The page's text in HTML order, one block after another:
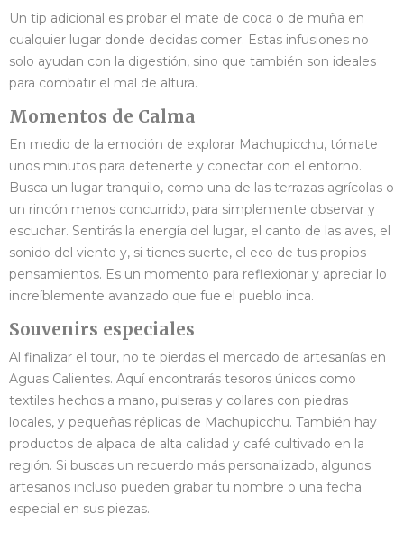
Un tip adicional es probar el mate de coca o de muña en
cualquier lugar donde decidas comer. Estas infusiones no
solo ayudan con la digestión, sino que también son ideales
para combatir el mal de altura.
Momentos de Calma
En medio de la emoción de explorar Machupicchu, tómate
unos minutos para detenerte y conectar con el entorno.
Busca un lugar tranquilo, como una de las terrazas agrícolas o
un rincón menos concurrido, para simplemente observar y
escuchar. Sentirás la energía del lugar, el canto de las aves, el
sonido del viento y, si tienes suerte, el eco de tus propios
pensamientos. Es un momento para reflexionar y apreciar lo
increíblemente avanzado que fue el pueblo inca.
Souvenirs especiales
Al finalizar el tour, no te pierdas el mercado de artesanías en
Aguas Calientes. Aquí encontrarás tesoros únicos como
textiles hechos a mano, pulseras y collares con piedras
locales, y pequeñas réplicas de Machupicchu. También hay
productos de alpaca de alta calidad y café cultivado en la
región. Si buscas un recuerdo más personalizado, algunos
artesanos incluso pueden grabar tu nombre o una fecha
especial en sus piezas.